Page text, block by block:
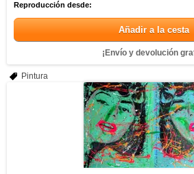
Reproducción desde:
Añadir a la cesta
¡Envío y devolución
Pintura